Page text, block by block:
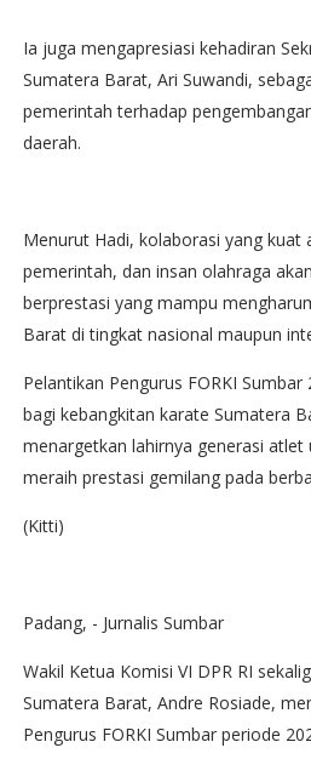
Ia juga mengapresiasi kehadiran
Sumatera Barat, Ari Suwandi,
pemerintah terhadap
daerah.
Menurut Hadi, kolaborasi yang kuat
pemerintah, dan insan olahraga
berprestasi yang mampu
Barat di tingkat nasional maupun
Pelantikan Pengurus FORKI
bagi kebangkitan karate Sumatera
menargetkan lahirnya generasi atlet
meraih prestasi gemilang pada
(Kitti)
Padang, - Jurnalis Sumbar
Wakil Ketua Komisi VI DPR RI
Sumatera Barat, Andre Rosiade,
Pengurus FORKI Sumbar periode